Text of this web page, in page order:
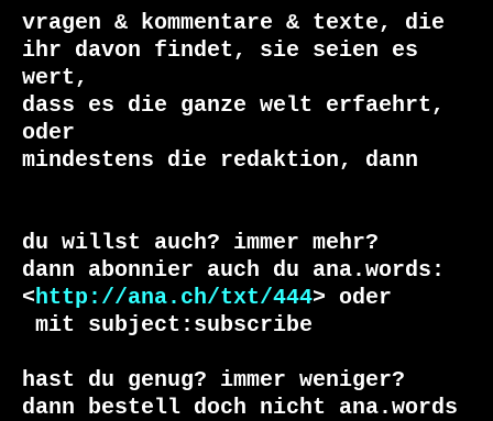
vragen & kommentare & texte, die
ihr davon findet, sie seien es
wert,
dass es die ganze welt erfaehrt,
oder
du willst auch? immer mehr?
dann abonnier auch du ana.words:
<http://ana.ch/txt/444
hast du genug? immer weniger?
dann bestell doch nicht ana.words